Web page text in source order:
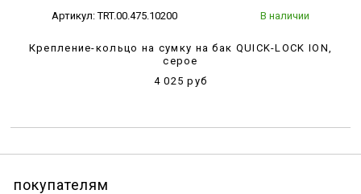
Артикул:TRT.00.475.10200 В наличии
Крепление-кольцо на сумку на бак QUICK-LOCK ION,
серое
4 025 руб
покупателям